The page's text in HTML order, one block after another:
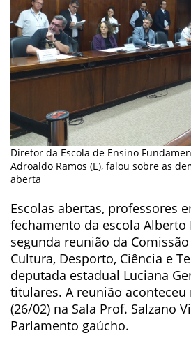
Diretor da Escola de Ensino
Adroaldo Ramos (E), falou sobre as
aberta
Escolas abertas, professores
fechamento da escola Alberto
segunda reunião da
Cultura, Desporto, Ciência e
deputada estadual Luciana
titulares. A reunião aconteceu
(26/02) na Sala Prof. Salzano
Parlamento gaúcho.